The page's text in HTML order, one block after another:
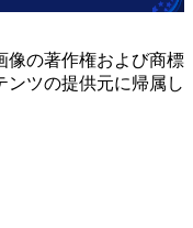
の著作権および商標
ンツの提供元に帰属し